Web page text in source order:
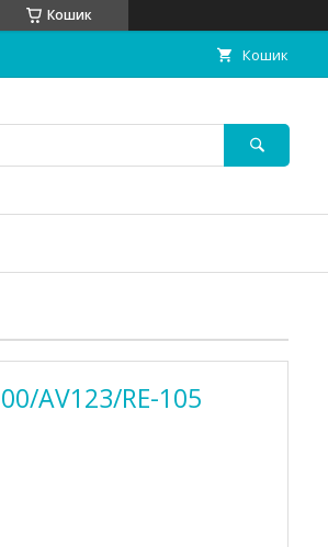
Кошик
Кошик
AV123/RE-105